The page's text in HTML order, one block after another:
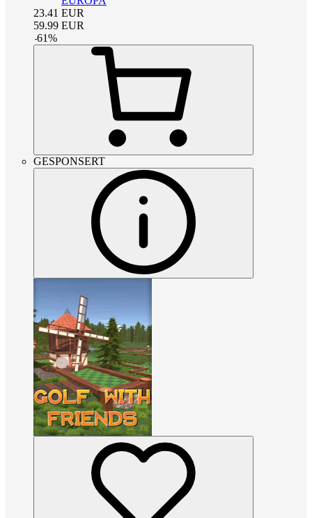
23.41 EUR
59.99 EUR
-61%
GESPONSERT